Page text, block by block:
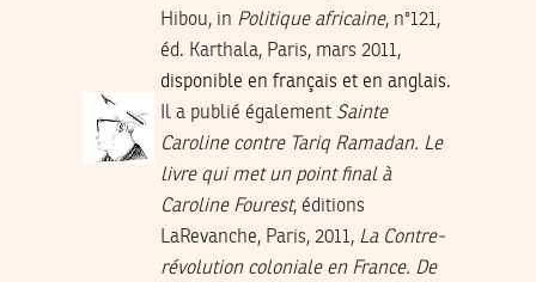
Hibou, in Politique africaine, n°121,
éd. Karthala, Paris, mars 2011,
disponible en français et en anglais.
Il a publié également Sainte
Caroline contre Tariq Ramadan. Le
livre qui met un point final à
Caroline Fourest, éditions
LaRevanche, Paris, 2011, La Contre-
révolution coloniale en France. De